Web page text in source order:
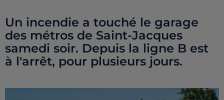
Un incendie a touché le garage
des métros de Saint-Jacques
samedi soir. Depuis la ligne B est
à l'arrêt, pour plusieurs jours.